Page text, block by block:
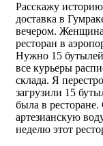
Расскажу
доставка в
вечером.
ресторан в
Нужно 15 бутылей
все курьеры
склада. Я
загрузили 15
была в ресторане.
артезианскую
неделю этот